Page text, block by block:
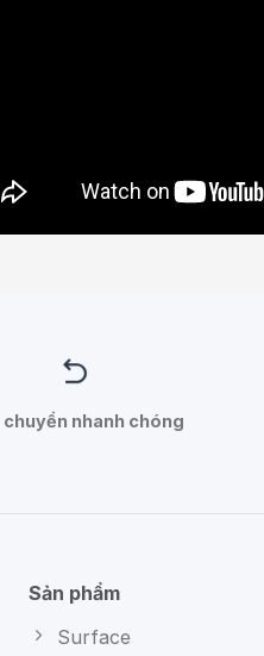
chuyển nhanh chóng
Sản phẩm
Surface